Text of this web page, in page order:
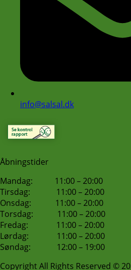
info@salsal.dk
Åbningstider
Mandag: 11:00 – 20:00
Tirsdag: 11:00 – 20:00
Onsdag: 11:00 – 20:00
Torsdag: 11:00 – 20:00
Fredag: 11:00 – 20:00
Lørdag: 11:00 – 20:00
Søndag: 12:00 – 19:00
Copyright All Rights Reserved ©